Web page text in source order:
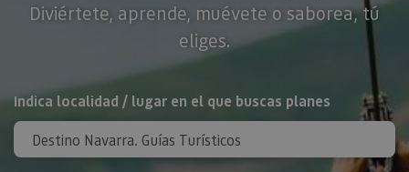
Diviértete, aprende, muévete o saborea, tú
eliges.
BUSCAR
Indica localidad / lugar en el que buscas planes